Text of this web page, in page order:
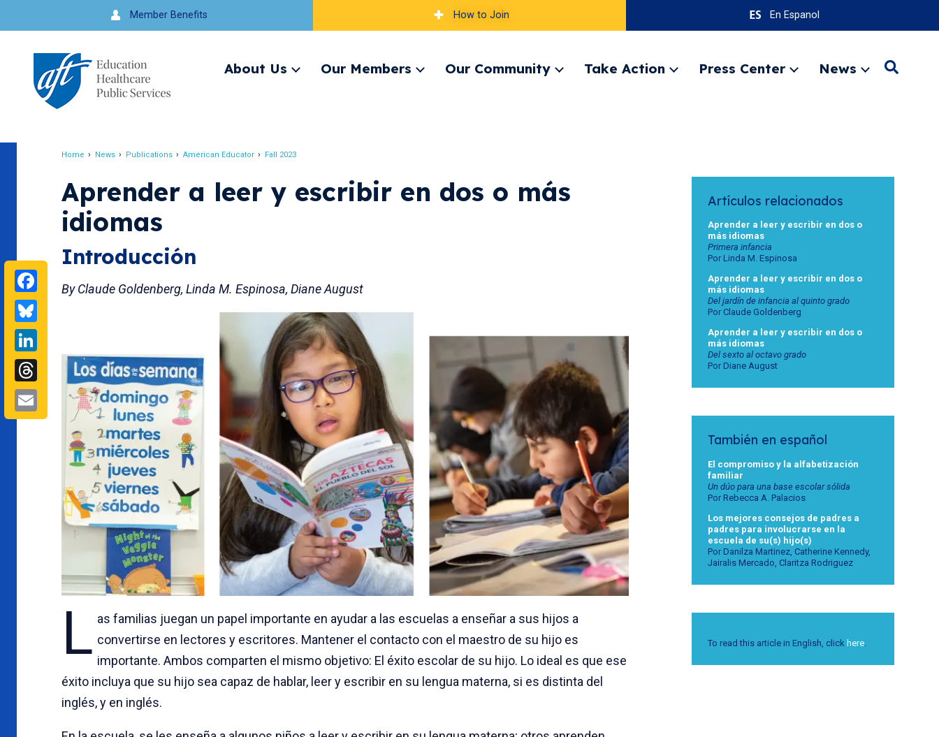
to
navigation
Member Benefits How to Join En Espanol
About Us
ExpandOur Members
ExpandOur Community
ExpandTake Action
ExpandPress Center
ExpandNews
ExpandSearch
Home News Publications American Educator Fall 2023
Facebook
Threads
Email
Aprender a leer y escribir en dos o más
idiomas
Introducción
By Claude Goldenberg, Linda M. Espinosa, Diane August
L as familias juegan un papel importante en ayudar a las escuelas a enseñar a sus hijos a
convertirse en lectores y escritores. Mantener el contacto con el maestro de su hijo es
importante. Ambos comparten el mismo objetivo: El éxito escolar de su hijo. Lo ideal es que ese
éxito incluya que su hijo sea capaz de hablar, leer y escribir en su lengua materna, si es distinta del
inglés, y en inglés.
Artículos relacionados
Aprender a leer y escribir en dos o
más idiomas
Primera infancia
Por Linda M. Espinosa
Aprender a leer y escribir en dos o
más idiomas
Del jardín de infancia al quinto grado
Por Claude Goldenberg
Aprender a leer y escribir en dos o
más idiomas
Del sexto al octavo grado
Por Diane August
También en español
El compromiso y la alfabetización
familiar
Un dúo para una base escolar sólida
Por Rebecca A. Palacios
Los mejores consejos de padres a
padres para involucrarse en la
escuela de su(s) hijo(s)
Por Danilza Martinez, Catherine Kennedy,
Jairalis Mercado, Claritza Rodriguez
To read this article in English, click here.